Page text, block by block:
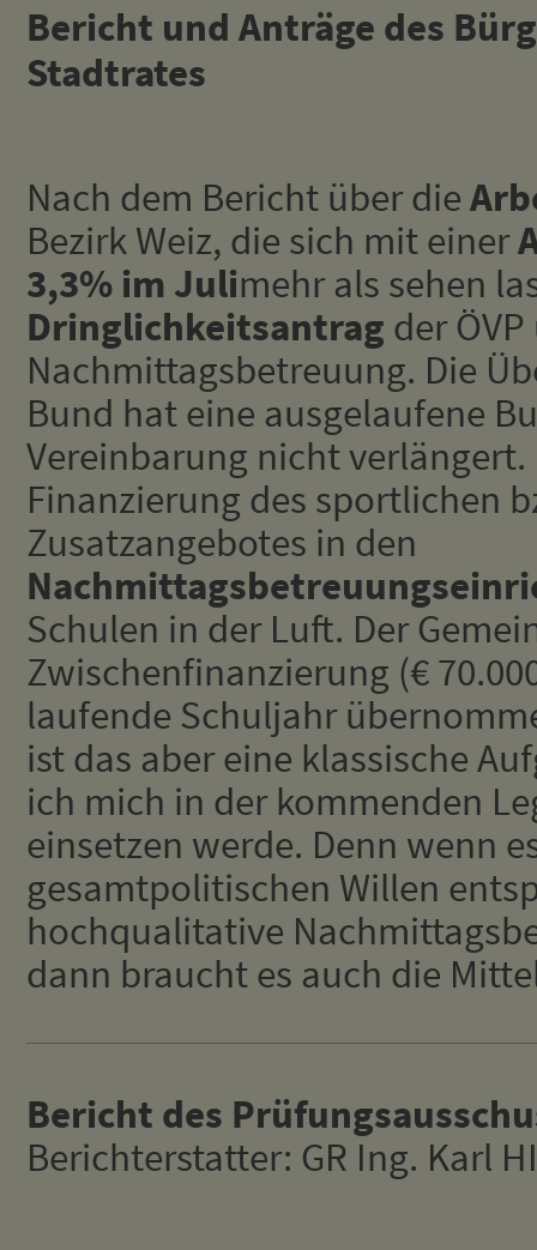
Bericht und Anträge des
Stadtrates
Nach dem Bericht über die
Bezirk Weiz, die sich mit einer
3,3% im Julimehr als sehen
Dringlichkeitsantrag der
Nachmittagsbetreuung. Die
Bund hat eine ausgelaufene
Vereinbarung nicht
Finanzierung des sportlichen
Zusatzangebotes in den
Schulen in der Luft. Der
Zwischenfinanzierung (€
laufende Schuljahr
ist das aber eine klassische
ich mich in der kommenden
einsetzen werde. Denn wenn
gesamtpolitischen Willen
hochqualitative
dann braucht es auch die
Bericht des
Berichterstatter: GR Ing. Karl